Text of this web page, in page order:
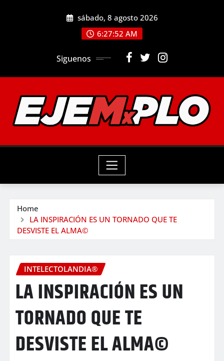
sábado, 8 agosto 2026
6:27:53 AM
Siguenos
Home
LA INSPIRACIÓN ES UN TORNADO QUE TE
DESVISTE EL ALMA©
INTELECTOLANDIA®
LA INSPIRACIÓN ES UN
TORNADO QUE TE
DESVISTE EL ALMA©